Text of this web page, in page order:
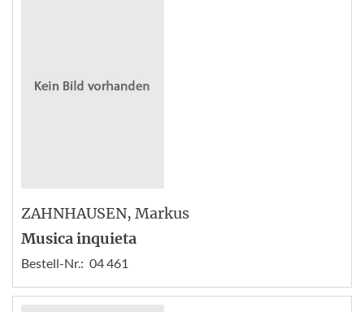
ZAHNHAUSEN, Markus
Musica inquieta
Bestell-Nr.: 04 461